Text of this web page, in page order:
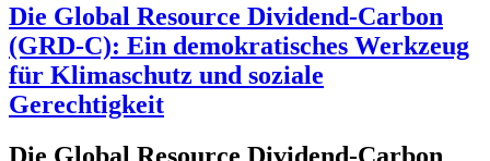
Die Global Resource Dividend-Carbon
(GRD-C): Ein demokratisches Werkzeug
für Klimaschutz und soziale
Gerechtigkeit